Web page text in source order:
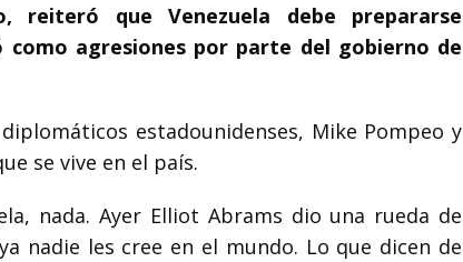
reiteró que Venezuela debe prepararse
agresiones por parte del gobierno de
estadounidenses, Mike Pompeo y
se vive en el país.
nada. Ayer Elliot Abrams dio una rueda de
nadie les cree en el mundo. Lo que dicen de